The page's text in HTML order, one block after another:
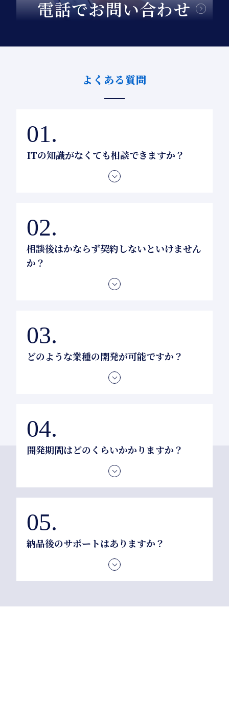
電話でお問い合わせ
よくある質問
ITの知識がなくても相談できますか？
もちろんです。「こんな感じにしてほしい…」な
寧にご説明いたします。
相談後はかならず契約しないといけません
か？
そんなことはありません。無料のご相談やお見積も
どのような業種の開発が可能ですか？
過去には転職支援やアパレル・中古車販売・IoT・
開発期間はどのくらいかかりますか？
開発の規模や内容によって大きく異なりますので、
ルをご提示いたします。
納品後のサポートはありますか？
システムの開発だけでなく、その後の保守・運用サ